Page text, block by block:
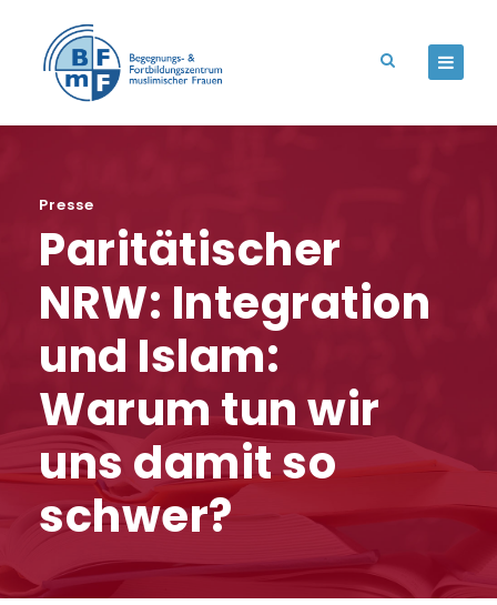
Presse
Paritätischer
NRW: Integration
und Islam:
Warum tun wir
uns damit so
schwer?